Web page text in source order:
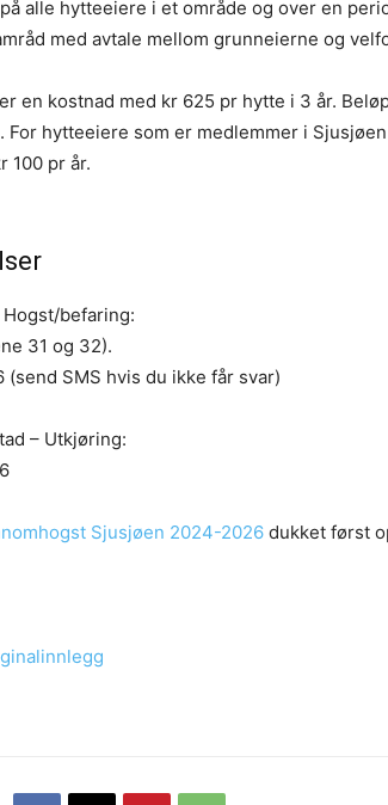
alle hytteeiere i et område og over en
med avtale mellom grunneierne og
en kostnad med kr 625 pr hytte i 3 år.
For hytteeiere som er medlemmer i
100 pr år.
befaring:
31 og 32).
(send SMS hvis du ikke får svar)
– Utkjøring:
Sjusjøen 2024-2026 dukket først